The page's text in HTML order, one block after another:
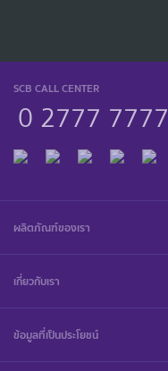
SCB CALL CENTER
0 2777 7777
ผลิตภัณฑ์ของเรา
เกี่ยวกับเรา
ข้อมูลที่เป็นประโยชน์